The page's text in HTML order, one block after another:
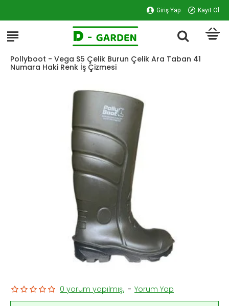
Giriş Yap Kayıt Ol
Pollyboot - Vega S5 Çelik Burun Çelik Ara Taban 41
Numara Haki Renk İş Çizmesi
0 yorum yapılmış. - Yorum Yap